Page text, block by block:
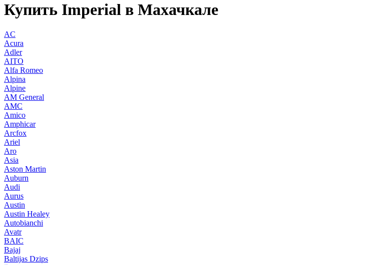
Купить Imperial в Махачкале
AC
Acura
Adler
AITO
Alfa Romeo
Alpina
Alpine
AM General
AMC
Amico
Amphicar
Arcfox
Ariel
Aro
Asia
Aston Martin
Auburn
Audi
Aurus
Austin
Austin Healey
Autobianchi
Avatr
BAIC
Bajaj
Baltijas Dzips